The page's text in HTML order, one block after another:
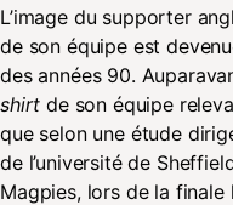
L’image du supporter
de son équipe est
des années 90.
shirt de son équipe
que selon une étude
de l’université de
Magpies, lors de la finale